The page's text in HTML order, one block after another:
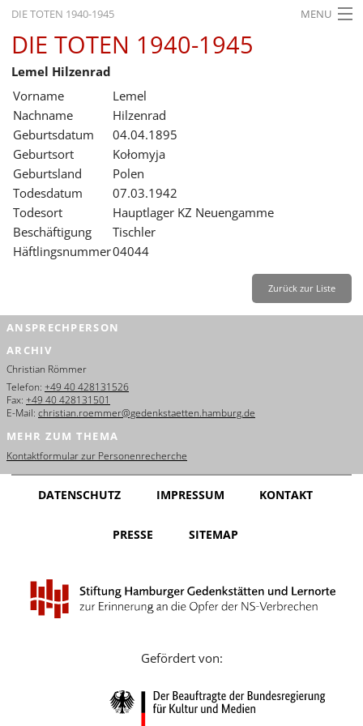
DIE TOTEN 1940-1945 MENU
STARTSEITE
AKTUELLES
AUSSTELLUNGEN
GESCHICHTE
BILDUNG
FORSCHUNG
SERVICE
Français
Dansk
Español
Nederlands
Português
Русский
Leichte Sprache
DIE TOTEN 1940-1945
Lemel Hilzenrad
Vorname
Lemel
Nachname
Hilzenrad
Geburtsdatum
04.04.1895
Geburtsort
Kołomyja
Geburtsland
Polen
Todesdatum
07.03.1942
Todesort
Hauptlager KZ Neuengamme
Beschäftigung
Tischler
Häftlingsnummer04044
Zurück zur Liste
ANSPRECHPERSON
ARCHIV
Christian Römmer
Telefon: +49 40 428131526
Fax: +49 40 428131501
E-Mail: christian.roemmer@gedenkstaetten.hamburg.de
MEHR ZUM THEMA
Kontaktformular zur Personenrecherche
DATENSCHUTZ IMPRESSUM KONTAKT
PRESSE SITEMAP
Gefördert von: